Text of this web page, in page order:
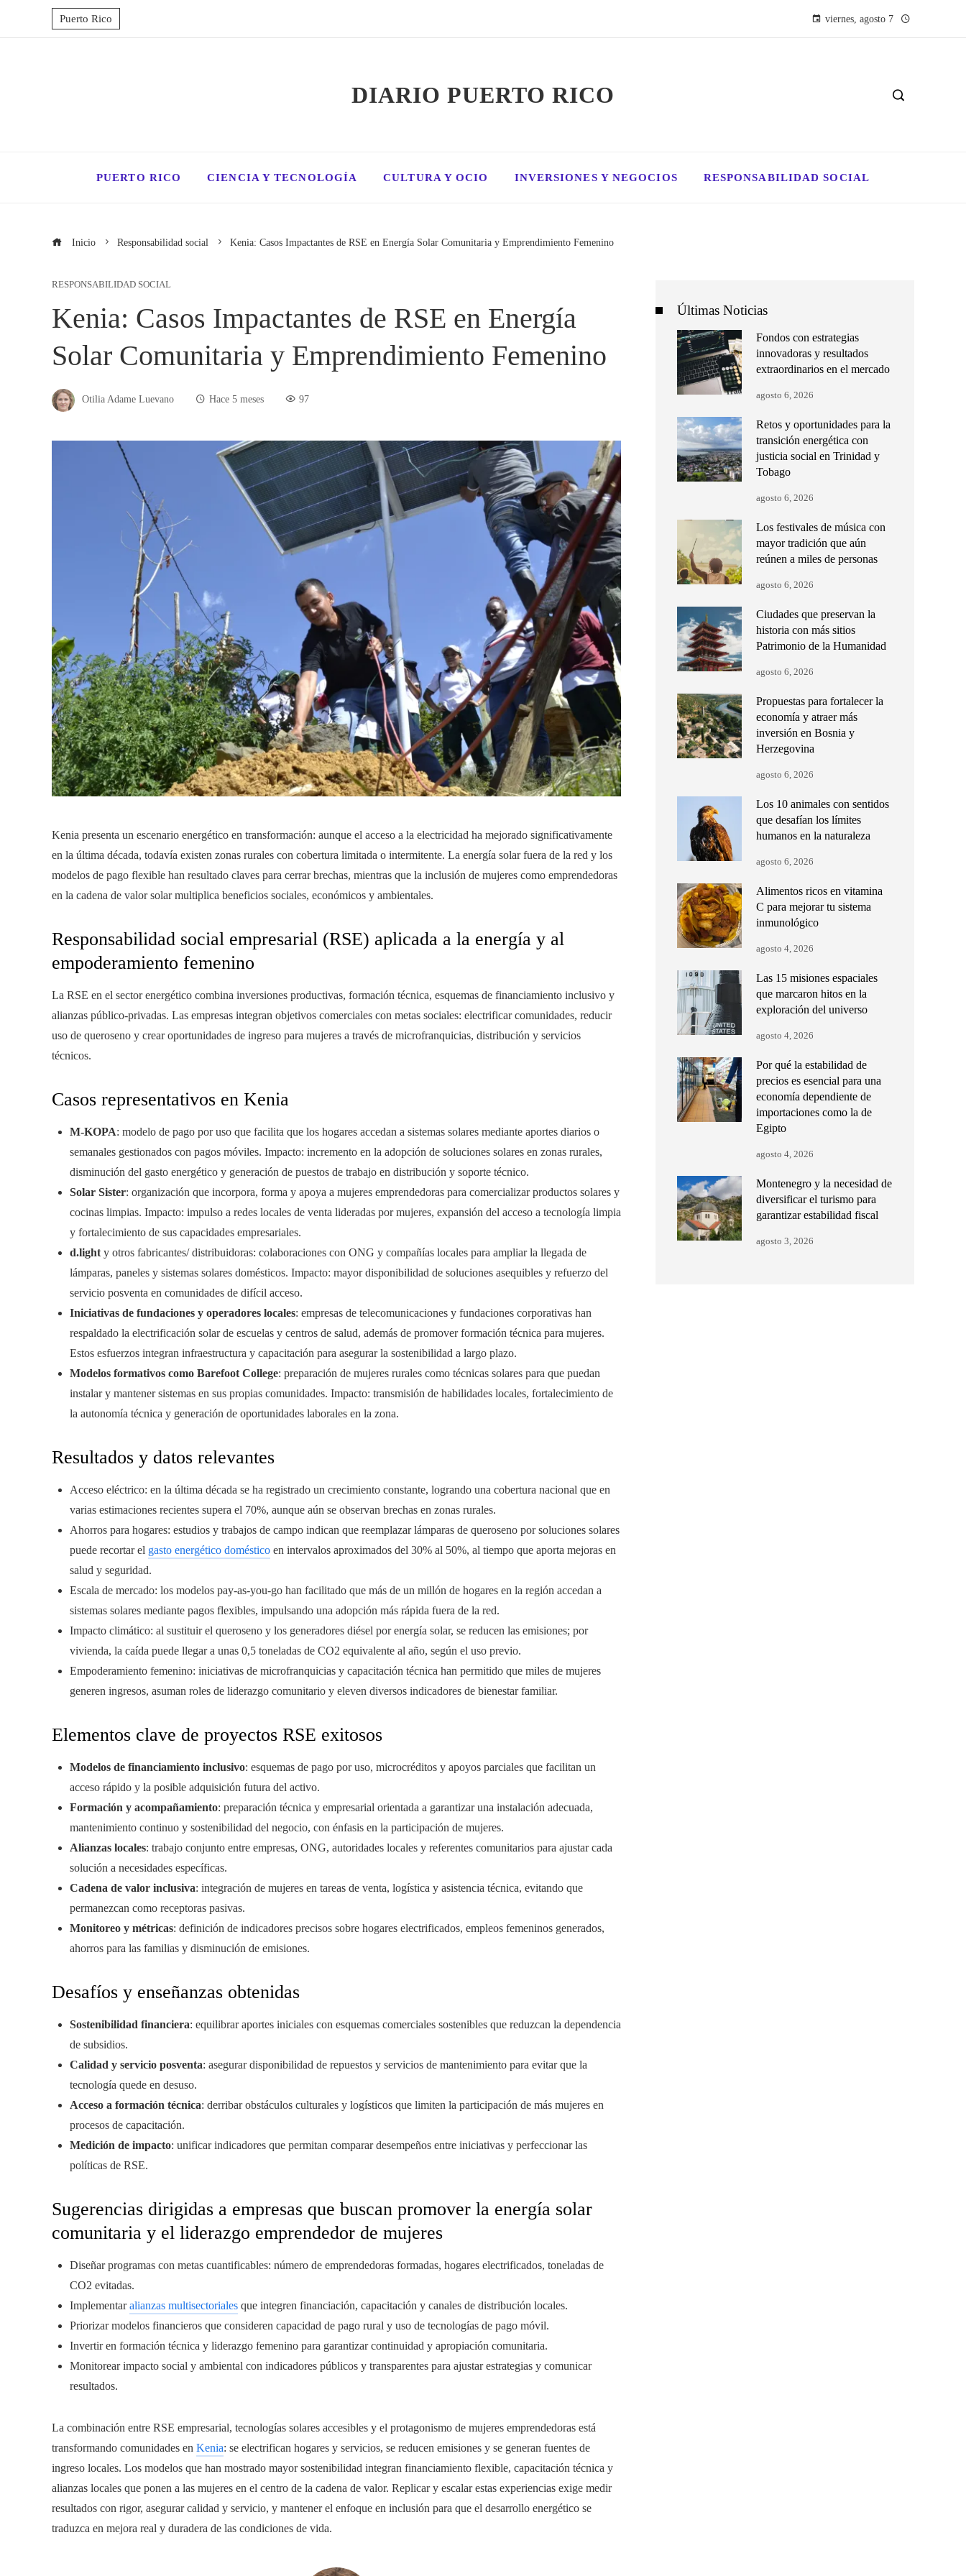
Puerto Rico viernes, agosto 7
DIARIO PUERTO RICO
PUERTO RICO CIENCIA Y TECNOLOGÍA CULTURA Y OCIO INVERSIONES Y NEGOCIOS RESPONSABILIDAD SOCIAL
Inicio Responsabilidad social Kenia: Casos Impactantes de RSE en Energía Solar Comunitaria y Emprendimiento Femenino
RESPONSABILIDAD SOCIAL
Kenia: Casos Impactantes de RSE en Energía
Solar Comunitaria y Emprendimiento Femenino
Otilia Adame Luevano Hace 5 meses 97
Kenia presenta un escenario energético en transformación: aunque el acceso a la electricidad ha mejorado significativamente
en la última década, todavía existen zonas rurales con cobertura limitada o intermitente. La energía solar fuera de la red y los
modelos de pago flexible han resultado claves para cerrar brechas, mientras que la inclusión de mujeres como emprendedoras
en la cadena de valor solar multiplica beneficios sociales, económicos y ambientales.
Responsabilidad social empresarial (RSE) aplicada a la energía y al
empoderamiento femenino
La RSE en el sector energético combina inversiones productivas, formación técnica, esquemas de financiamiento inclusivo y
alianzas público-privadas. Las empresas integran objetivos comerciales con metas sociales: electrificar comunidades, reducir
uso de queroseno y crear oportunidades de ingreso para mujeres a través de microfranquicias, distribución y servicios
técnicos.
Casos representativos en Kenia
M-KOPA: modelo de pago por uso que facilita que los hogares accedan a sistemas solares mediante aportes diarios o
semanales gestionados con pagos móviles. Impacto: incremento en la adopción de soluciones solares en zonas rurales,
disminución del gasto energético y generación de puestos de trabajo en distribución y soporte técnico.
Solar Sister: organización que incorpora, forma y apoya a mujeres emprendedoras para comercializar productos solares y
cocinas limpias. Impacto: impulso a redes locales de venta lideradas por mujeres, expansión del acceso a tecnología limpia
y fortalecimiento de sus capacidades empresariales.
d.light y otros fabricantes/ distribuidoras: colaboraciones con ONG y compañías locales para ampliar la llegada de
lámparas, paneles y sistemas solares domésticos. Impacto: mayor disponibilidad de soluciones asequibles y refuerzo del
servicio posventa en comunidades de difícil acceso.
Iniciativas de fundaciones y operadores locales: empresas de telecomunicaciones y fundaciones corporativas han
respaldado la electrificación solar de escuelas y centros de salud, además de promover formación técnica para mujeres.
Estos esfuerzos integran infraestructura y capacitación para asegurar la sostenibilidad a largo plazo.
Modelos formativos como Barefoot College: preparación de mujeres rurales como técnicas solares para que puedan
instalar y mantener sistemas en sus propias comunidades. Impacto: transmisión de habilidades locales, fortalecimiento de
la autonomía técnica y generación de oportunidades laborales en la zona.
Resultados y datos relevantes
Acceso eléctrico: en la última década se ha registrado un crecimiento constante, logrando una cobertura nacional que en
varias estimaciones recientes supera el 70%, aunque aún se observan brechas en zonas rurales.
Ahorros para hogares: estudios y trabajos de campo indican que reemplazar lámparas de queroseno por soluciones solares
puede recortar el gasto energético doméstico en intervalos aproximados del 30% al 50%, al tiempo que aporta mejoras en
salud y seguridad.
Escala de mercado: los modelos pay-as-you-go han facilitado que más de un millón de hogares en la región accedan a
sistemas solares mediante pagos flexibles, impulsando una adopción más rápida fuera de la red.
Impacto climático: al sustituir el queroseno y los generadores diésel por energía solar, se reducen las emisiones; por
vivienda, la caída puede llegar a unas 0,5 toneladas de CO2 equivalente al año, según el uso previo.
Empoderamiento femenino: iniciativas de microfranquicias y capacitación técnica han permitido que miles de mujeres
generen ingresos, asuman roles de liderazgo comunitario y eleven diversos indicadores de bienestar familiar.
Elementos clave de proyectos RSE exitosos
Modelos de financiamiento inclusivo: esquemas de pago por uso, microcréditos y apoyos parciales que facilitan un
acceso rápido y la posible adquisición futura del activo.
Formación y acompañamiento: preparación técnica y empresarial orientada a garantizar una instalación adecuada,
mantenimiento continuo y sostenibilidad del negocio, con énfasis en la participación de mujeres.
Alianzas locales: trabajo conjunto entre empresas, ONG, autoridades locales y referentes comunitarios para ajustar cada
solución a necesidades específicas.
Cadena de valor inclusiva: integración de mujeres en tareas de venta, logística y asistencia técnica, evitando que
permanezcan como receptoras pasivas.
Monitoreo y métricas: definición de indicadores precisos sobre hogares electrificados, empleos femeninos generados,
ahorros para las familias y disminución de emisiones.
Desafíos y enseñanzas obtenidas
Sostenibilidad financiera: equilibrar aportes iniciales con esquemas comerciales sostenibles que reduzcan la dependencia
de subsidios.
Calidad y servicio posventa: asegurar disponibilidad de repuestos y servicios de mantenimiento para evitar que la
tecnología quede en desuso.
Acceso a formación técnica: derribar obstáculos culturales y logísticos que limiten la participación de más mujeres en
procesos de capacitación.
Medición de impacto: unificar indicadores que permitan comparar desempeños entre iniciativas y perfeccionar las
políticas de RSE.
Sugerencias dirigidas a empresas que buscan promover la energía solar
comunitaria y el liderazgo emprendedor de mujeres
Diseñar programas con metas cuantificables: número de emprendedoras formadas, hogares electrificados, toneladas de
CO2 evitadas.
Implementaralianzas multisectoriales que integren financiación, capacitación y canales de distribución locales.
Priorizar modelos financieros que consideren capacidad de pago rural y uso de tecnologías de pago móvil.
Invertir en formación técnica y liderazgo femenino para garantizar continuidad y apropiación comunitaria.
Monitorear impacto social y ambiental con indicadores públicos y transparentes para ajustar estrategias y comunicar
resultados.
La combinación entre RSE empresarial, tecnologías solares accesibles y el protagonismo de mujeres emprendedoras está
transformando comunidades en Kenia: se electrifican hogares y servicios, se reducen emisiones y se generan fuentes de
ingreso locales. Los modelos que han mostrado mayor sostenibilidad integran financiamiento flexible, capacitación técnica y
alianzas locales que ponen a las mujeres en el centro de la cadena de valor. Replicar y escalar estas experiencias exige medir
resultados con rigor, asegurar calidad y servicio, y mantener el enfoque en inclusión para que el desarrollo energético se
traduzca en mejora real y duradera de las condiciones de vida.
Últimas Noticias
Fondos con estrategias
innovadoras y resultados
extraordinarios en el mercado
agosto 6, 2026
Retos y oportunidades para la
transición energética con
justicia social en Trinidad y
Tobago
agosto 6, 2026
Los festivales de música con
mayor tradición que aún
reúnen a miles de personas
agosto 6, 2026
Ciudades que preservan la
historia con más sitios
Patrimonio de la Humanidad
agosto 6, 2026
Propuestas para fortalecer la
economía y atraer más
inversión en Bosnia y
Herzegovina
agosto 6, 2026
Los 10 animales con sentidos
que desafían los límites
humanos en la naturaleza
agosto 6, 2026
Alimentos ricos en vitamina
C para mejorar tu sistema
inmunológico
agosto 4, 2026
Las 15 misiones espaciales
que marcaron hitos en la
exploración del universo
agosto 4, 2026
Por qué la estabilidad de
precios es esencial para una
economía dependiente de
importaciones como la de
Egipto
agosto 4, 2026
Montenegro y la necesidad de
diversificar el turismo para
garantizar estabilidad fiscal
agosto 3, 2026